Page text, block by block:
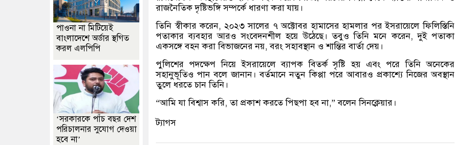
রাজনৈতিক দৃষ্টিভঙ্গি সম্পর্কে ধারণা করা যায়।
তিনি স্বীকার করেন, ২০২৩ সালের ৭ অক্টোবর হামাসের হামলার পর ইসরায়েলে ফিলিস্তিনি
পতাকার ব্যবহার আরও সংবেদনশীল হয়ে উঠেছে। তবুও তিনি মনে করেন, দুই পতাকা
একসঙ্গে বহন করা বিভাজনের নয়, বরং সহাবস্থান ও শান্তির বার্তা দেয়।
পুলিশের পদক্ষেপ নিয়ে ইসরায়েলে ব্যাপক বিতর্ক সৃষ্টি হয় এবং পরে তিনি অনেকের
সহানুভূতিও পান বলে জানান। বর্তমানে নতুন কিপ্পা পরে আবারও প্রকাশ্যে নিজের অবস্থান
তুলে ধরতে চান তিনি।
“আমি যা বিশ্বাস করি, তা প্রকাশ করতে পিছপা হব না,” বলেন সিনক্লেয়ার।
ট্যাগস
পাওনা না মিটিয়েই
বাংলাদেশে অর্ডার স্থগিত
করল এলপিপি
‘সরকারকে পাঁচ বছর দেশ
পরিচালনার সুযোগ দেওয়া
হবে না’